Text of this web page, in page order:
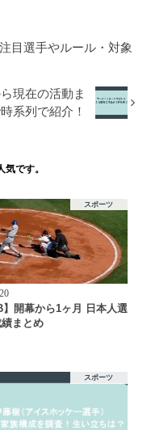
目選手やルール・対象
現在の活動ま
系列で紹介！
気です。
スポーツ
】開幕から1ヶ月 日本人選
まとめ
スポーツ